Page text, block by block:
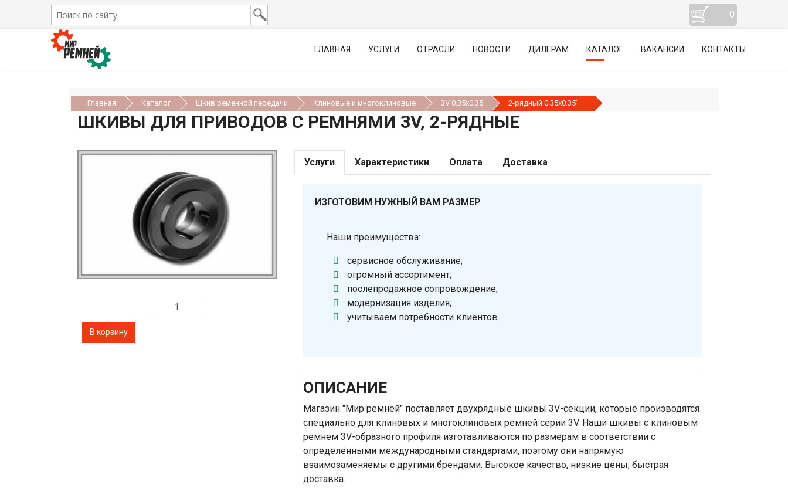
0
ГЛАВНАЯ УСЛУГИ ОТРАСЛИ НОВОСТИ ДИЛЕРАМ КАТАЛОГ ВАКАНСИИ КОНТАКТЫ
Главная Каталог Шкив ременной передачи Клиновые и многоклиновые 3V 0.35х0.35 2-рядный 0.35х0.35"
ШКИВЫ ДЛЯ ПРИВОДОВ С РЕМНЯМИ 3V, 2-РЯДНЫЕ
Услуги Характеристики Оплата Доставка
ИЗГОТОВИМ НУЖНЫЙ ВАМ РАЗМЕР
Наши преимущества:
сервисное обслуживание;
огромный ассортимент;
послепродажное сопровождение;
модернизация изделия;
учитываем потребности клиентов.
ОПИСАНИЕ
Магазин "Мир ремней" поставляет двухрядные шкивы 3V-секции, которые производятся
специально для клиновых и многоклиновых ремней серии 3V. Наши шкивы с клиновым
ремнем 3V-образного профиля изготавливаются по размерам в соответствии с
определёнными международными стандартами, поэтому они напрямую
взаимозаменяемы с другими брендами. Высокое качество, низкие цены, быстрая
доставка.